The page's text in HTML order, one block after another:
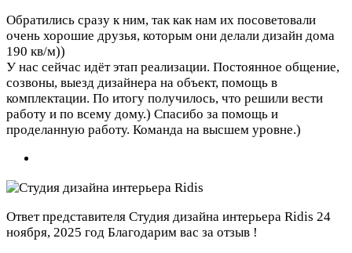
Обратились сразу к ним, так как нам их посоветовали
очень хорошие друзья, которым они делали дизайн дома
190 кв/м))
У нас сейчас идёт этап реализации. Постоянное общение,
созвоны, выезд дизайнера на объект, помощь в
комплектации. По итогу получилось, что решили вести
работу и по всему дому.) Спасибо за помощь и
проделанную работу. Команда на высшем уровне.)
Ответ представителя Студия дизайна интерьера Ridis 24
ноября, 2025 год Благодарим вас за отзыв !